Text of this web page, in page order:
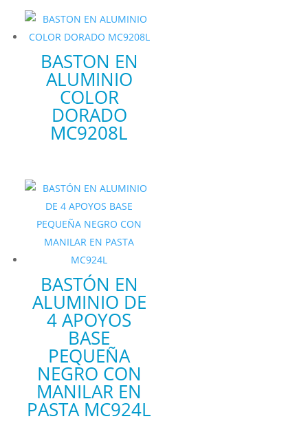
BASTON EN
ALUMINIO
COLOR
DORADO
MC9208L
BASTÓN EN
ALUMINIO DE
4 APOYOS
BASE
PEQUEÑA
NEGRO CON
MANILAR EN
PASTA MC924L